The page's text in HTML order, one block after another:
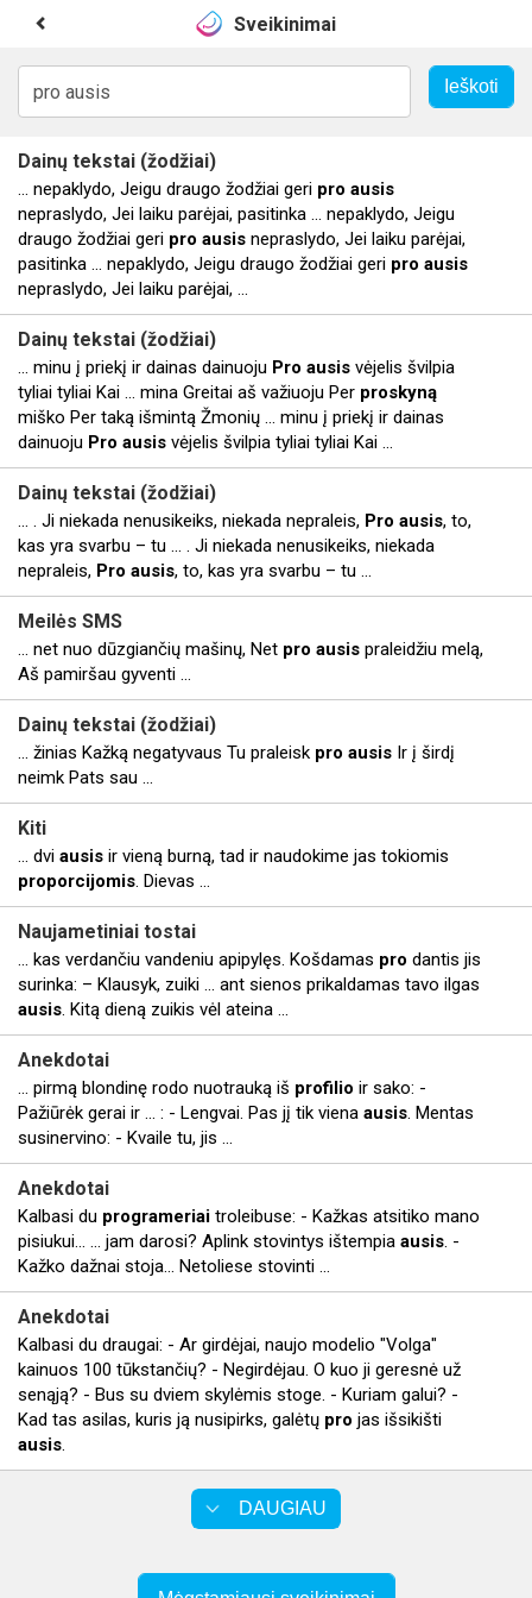
Sveikinimai
Dainų tekstai (žodžiai)
... nepaklydo, Jeigu draugo žodžiai geri pro ausis
nepraslydo, Jei laiku parėjai, pasitinka ... nepaklydo, Jeigu
draugo žodžiai geri pro ausis nepraslydo, Jei laiku parėjai,
pasitinka ... nepaklydo, Jeigu draugo žodžiai geri pro ausis
nepraslydo, Jei laiku parėjai, ...
Dainų tekstai (žodžiai)
... minu į priekį ir dainas dainuoju Pro ausis vėjelis švilpia
tyliai tyliai Kai ... mina Greitai aš važiuoju Per proskyną
miško Per taką išmintą Žmonių ... minu į priekį ir dainas
dainuoju Pro ausis vėjelis švilpia tyliai tyliai Kai ...
Dainų tekstai (žodžiai)
... . Ji niekada nenusikeiks, niekada nepraleis, Pro ausis, to,
kas yra svarbu – tu ... . Ji niekada nenusikeiks, niekada
nepraleis, Pro ausis, to, kas yra svarbu – tu ...
Meilės SMS
... net nuo dūzgiančių mašinų, Net pro ausis praleidžiu melą,
Aš pamiršau gyventi ...
Dainų tekstai (žodžiai)
... žinias Kažką negatyvaus Tu praleisk pro ausis Ir į širdį
neimk Pats sau ...
Kiti
... dvi ausis ir vieną burną, tad ir naudokime jas tokiomis
proporcijomis. Dievas ...
Naujametiniai tostai
... kas verdančiu vandeniu apipylęs. Košdamas pro dantis jis
surinka: – Klausyk, zuiki ... ant sienos prikaldamas tavo ilgas
ausis. Kitą dieną zuikis vėl ateina ...
Anekdotai
... pirmą blondinę rodo nuotrauką iš profilio ir sako: -
Pažiūrėk gerai ir ... : - Lengvai. Pas jį tik viena ausis. Mentas
susinervino: - Kvaile tu, jis ...
Anekdotai
Kalbasi du programeriai troleibuse: - Kažkas atsitiko mano
pisiukui... ... jam darosi? Aplink stovintys ištempia ausis. -
Kažko dažnai stoja... Netoliese stovinti ...
Anekdotai
Kalbasi du draugai: - Ar girdėjai, naujo modelio "Volga"
kainuos 100 tūkstančių? - Negirdėjau. O kuo ji geresnė už
senąją? - Bus su dviem skylėmis stoge. - Kuriam galui? -
Kad tas asilas, kuris ją nusipirks, galėtų pro jas išsikišti
ausis.
DAUGIAU